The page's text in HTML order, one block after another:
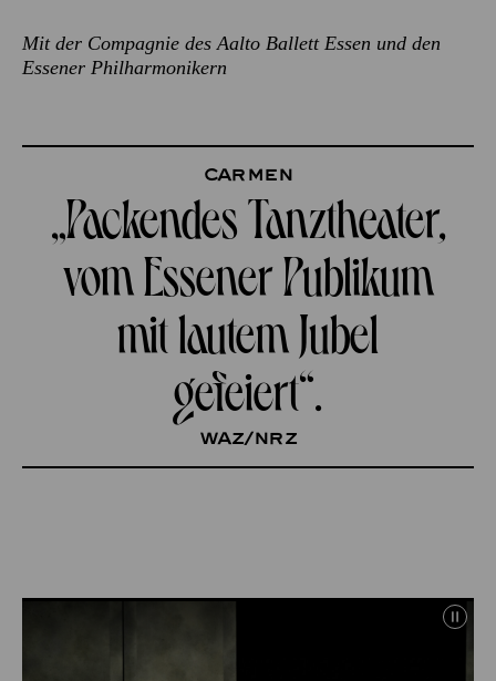
Mit der Compagnie des Aalto Ballett Essen und den
Essener Philharmonikern
Carmen
„Packendes Tanz­theater,
vom Essener Publikum
mit lautem Jubel
gefeiert“.
WAZ/NRZ